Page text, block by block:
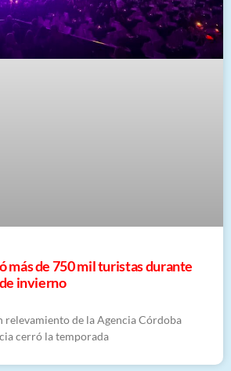
más de 750 mil turistas durante
invierno
relevamiento de la Agencia Córdoba
cerró la temporada